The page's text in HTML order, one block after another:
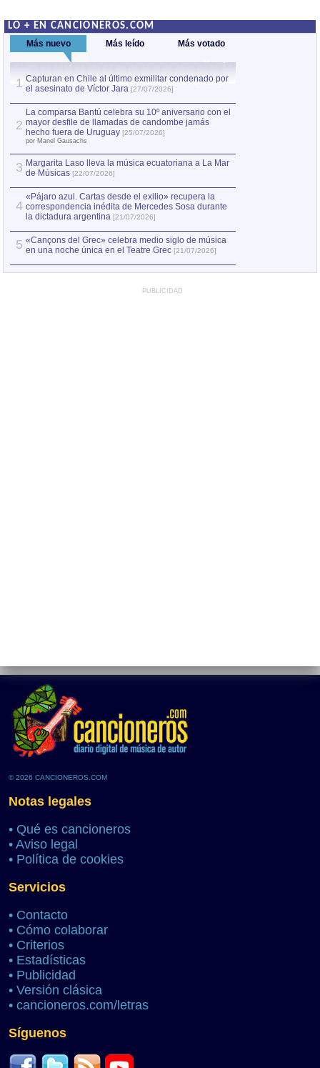
LO + EN CANCIONEROS.COM
Más nuevo Más leído Más votado
1 Capturan en Chile al último exmilitar condenado por
el asesinato de Víctor Jara [27/07/2026]
2
La comparsa Bantú celebra su 10º aniversario con el
mayor desfile de llamadas de candombe jamás
hecho fuera de Uruguay [25/07/2026]
por Manel Gausachs
3 Margarita Laso lleva la música ecuatoriana a La Mar
de Músicas [22/07/2026]
4
«Pájaro azul. Cartas desde el exilio» recupera la
correspondencia inédita de Mercedes Sosa durante
la dictadura argentina [21/07/2026]
5 «Cançons del Grec» celebra medio siglo de música
en una noche única en el Teatre Grec [21/07/2026]
PUBLICIDAD
© 2026 CANCIONEROS.COM
Notas legales
• Qué es cancioneros
• Aviso legal
• Política de cookies
Servicios
• Contacto
• Cómo colaborar
• Criterios
• Estadísticas
• Publicidad
• Versión clásica
• cancioneros.com/letras
Síguenos